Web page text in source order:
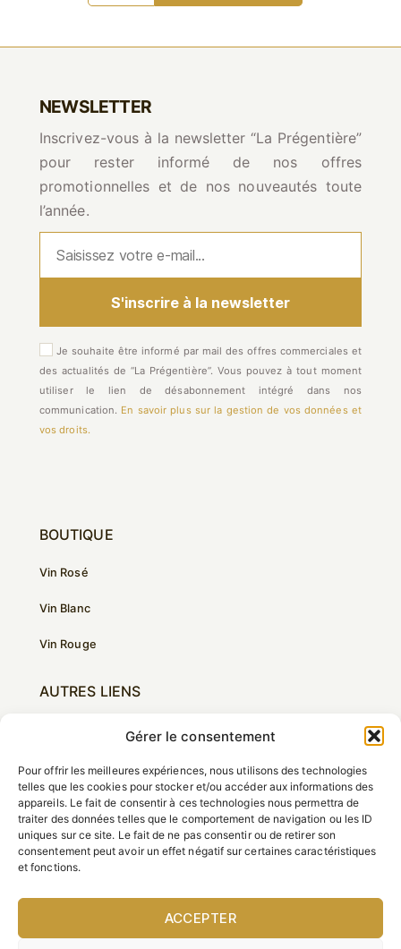
Gérer le consentement
Pour offrir les meilleures expériences, nous utilisons des technologies
telles que les cookies pour stocker et/ou accéder aux informations des
appareils. Le fait de consentir à ces technologies nous permettra de
traiter des données telles que le comportement de navigation ou les ID
uniques sur ce site. Le fait de ne pas consentir ou de retirer son
consentement peut avoir un effet négatif sur certaines caractéristiques
et fonctions.
ACCEPTER
Prestige
NEWSLETTER
Inscrivez-vous à la newsletter “La Prégentière”
pour rester informé de nos offres
promotionnelles et de nos nouveautés toute
l’année.
Je souhaite être informé par mail des offres commerciales et
des actualités de “La Prégentière”. Vous pouvez à tout moment
utiliser le lien de désabonnement intégré dans nos
communication. En savoir plus sur la gestion de vos données et
vos droits.
BOUTIQUE
Vin Rosé
Vin Blanc
Vin Rouge
AUTRES LIENS
Nos Valeurs
Galerie
Contact
L'ABUS D'ALCOOL EST DANGEREUX POUR LA
SANTÉ. À CONSOMMER AVEC MODÉRATION.